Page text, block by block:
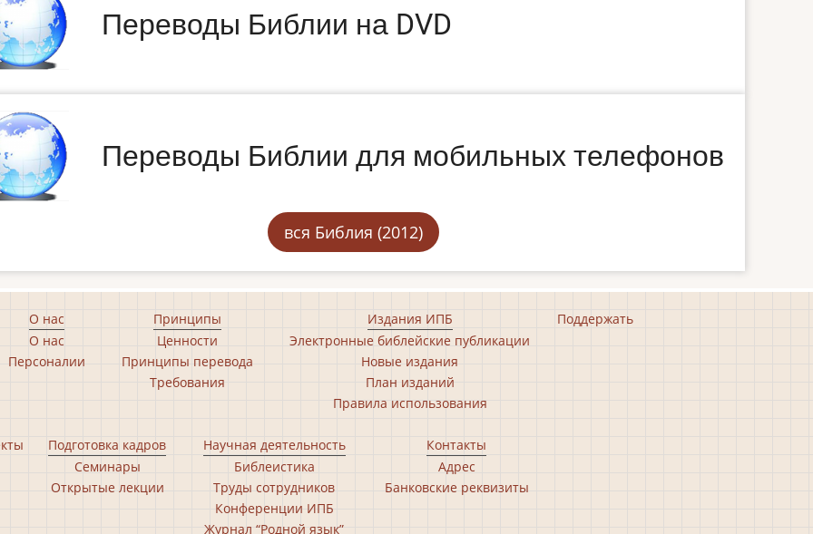
Переводы Библии на DVD
Переводы Библии для мобильных телефонов
вся Библия (2012)
О нас
О нас
Персоналии
Принципы
Ценности
Принципы перевода
Требования
Издания ИПБ
Электронные библейские публикации
Новые издания
План изданий
Правила использования
Поддержать
Подготовка кадров
Семинары
Открытые лекции
Научная деятельность
Библеистика
Труды сотрудников
Конференции ИПБ
Журнал “Родной язык”
Контакты
Адрес
Банковские реквизиты